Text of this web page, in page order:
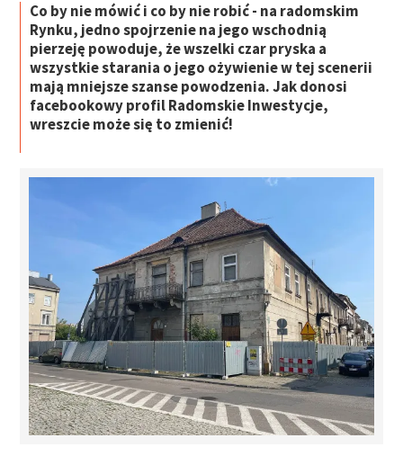
Co by nie mówić i co by nie robić - na radomskim
Rynku, jedno spojrzenie na jego wschodnią
pierzeję powoduje, że wszelki czar pryska a
wszystkie starania o jego ożywienie w tej scenerii
mają mniejsze szanse powodzenia. Jak donosi
facebookowy profil Radomskie Inwestycje,
wreszcie może się to zmienić!